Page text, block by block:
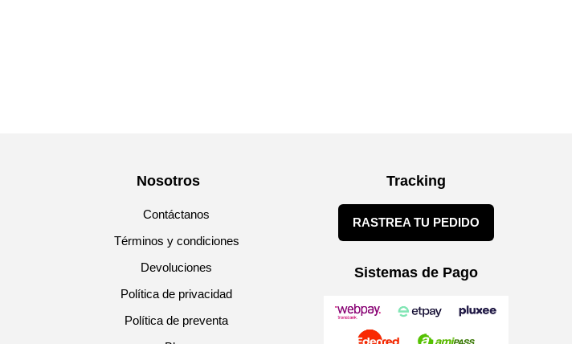
Nosotros
Contáctanos
Términos y condiciones
Devoluciones
Política de privacidad
Política de preventa
Tracking
RASTREA TU PEDIDO
Sistemas de Pago